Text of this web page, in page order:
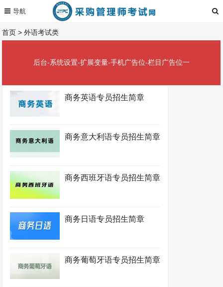
首页 >外语考试类
后台-系统设置-扩展变量-手机广告位-栏目广告位一
商务英语专员招生简章
商务意大利语专员招生简章
商务西班牙语专员招生简章
商务日语专员招生简章
商务葡萄牙语专员招生简章